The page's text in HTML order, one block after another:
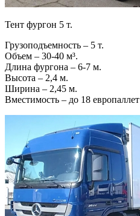
Тент фургон 5 т.
Грузоподъемность – 5 т.
Объем – 30-40 м³.
Длина фургона – 6-7 м.
Высота – 2,4 м.
Ширина – 2,45 м.
Вместимость – до 18 европаллет